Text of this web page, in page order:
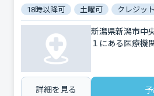
18時以降可 土曜可 クレジッ
新潟県新潟市中
１にある医療機
詳細を見る